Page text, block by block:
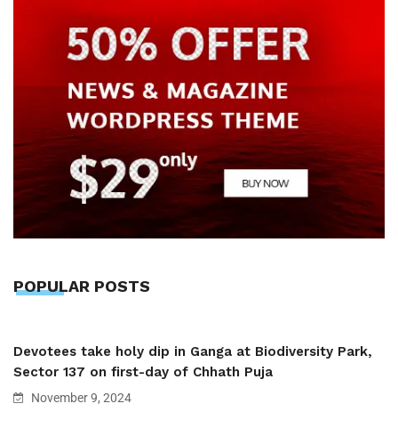
POPULAR POSTS
Devotees take holy dip in Ganga at Biodiversity Park,
Sector 137 on first-day of Chhath Puja
November 9, 2024